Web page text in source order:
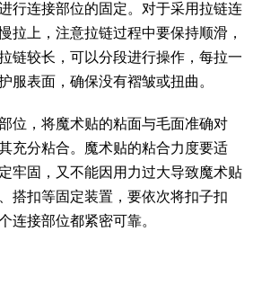
行连接部位的固定。对于采用拉链连
拉上，注意拉链过程中要保持顺滑，
链较长，可以分段进行操作，每拉一
服表面，确保没有褶皱或扭曲。
位，将魔术贴的粘面与毛面准确对
充分粘合。魔术贴的粘合力度要适
牢固，又不能因用力过大导致魔术贴
搭扣等固定装置，要依次将扣子扣
连接部位都紧密可靠。